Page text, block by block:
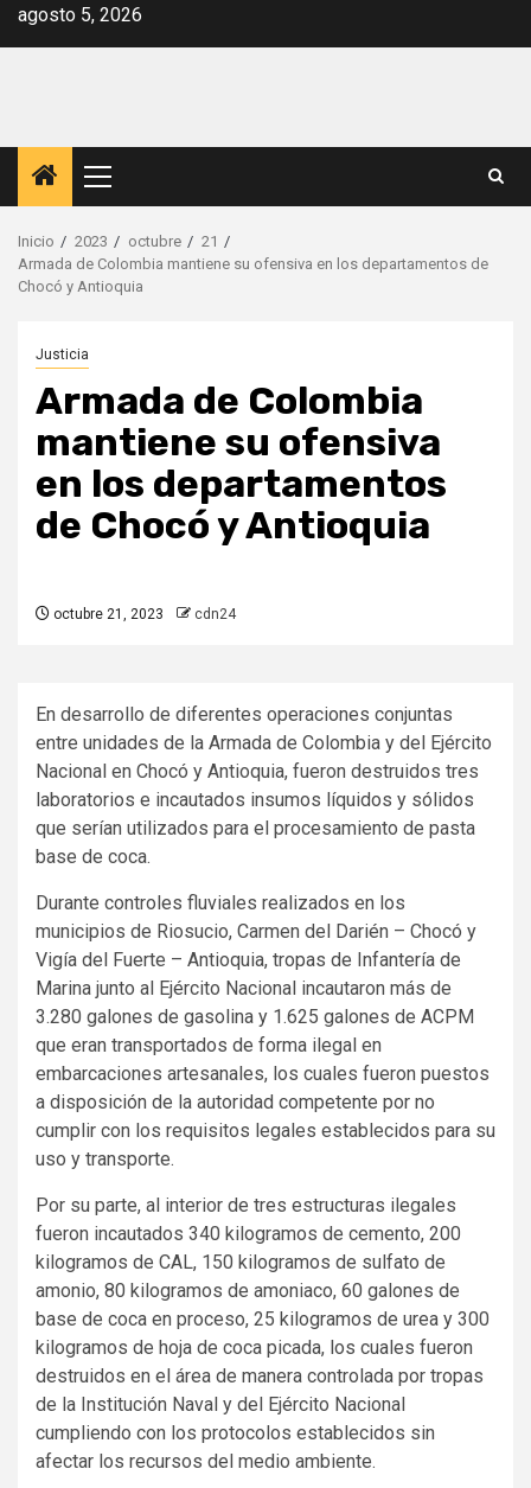
Saltar
agosto 5, 2026
Menú
principal
Inicio 2023 octubre
21
Armada de Colombia mantiene su ofensiva en los departamentos de
Chocó y Antioquia
Justicia
Armada de Colombia
mantiene su ofensiva
en los departamentos
de Chocó y Antioquia
octubre 21, 2023 cdn24
En desarrollo de diferentes operaciones conjuntas
entre unidades de la Armada de Colombia y del Ejército
Nacional en Chocó y Antioquia, fueron destruidos tres
laboratorios e incautados insumos líquidos y sólidos
que serían utilizados para el procesamiento de pasta
base de coca.
Durante controles fluviales realizados en los
municipios de Riosucio, Carmen del Darién – Chocó y
Vigía del Fuerte – Antioquia, tropas de Infantería de
Marina junto al Ejército Nacional incautaron más de
3.280 galones de gasolina y 1.625 galones de ACPM
que eran transportados de forma ilegal en
embarcaciones artesanales, los cuales fueron puestos
a disposición de la autoridad competente por no
cumplir con los requisitos legales establecidos para su
uso y transporte.
Por su parte, al interior de tres estructuras ilegales
fueron incautados 340 kilogramos de cemento, 200
kilogramos de CAL, 150 kilogramos de sulfato de
amonio, 80 kilogramos de amoniaco, 60 galones de
base de coca en proceso, 25 kilogramos de urea y 300
kilogramos de hoja de coca picada, los cuales fueron
destruidos en el área de manera controlada por tropas
de la Institución Naval y del Ejército Nacional
cumpliendo con los protocolos establecidos sin
afectar los recursos del medio ambiente.